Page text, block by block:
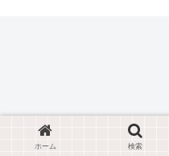
ホーム 検索